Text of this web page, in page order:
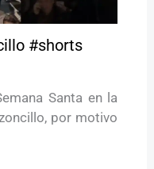
#shorts
Santa en la
por motivo